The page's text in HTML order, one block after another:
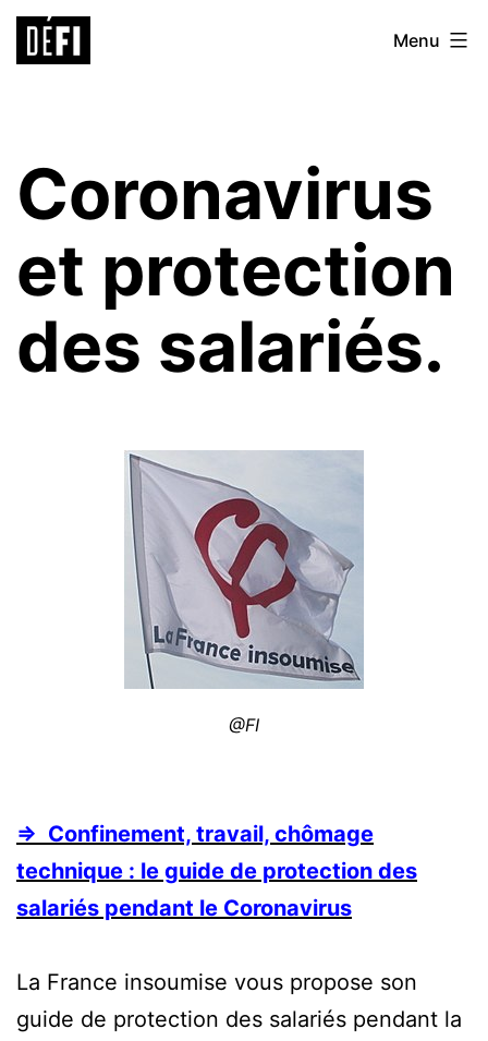
Aller
Défi
Menu
Coronavirus
et protection
des salariés.
@FI
⇒ Confinement, travail, chômage
technique : le guide de protection des
salariés pendant le Coronavirus
La France insoumise vous propose son
guide de protection des salariés pendant la